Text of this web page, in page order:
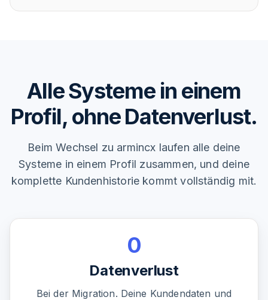
Alle Systeme in einem
Profil, ohne Datenverlust.
Beim Wechsel zu armincx laufen alle deine
Systeme in einem Profil zusammen, und deine
komplette Kundenhistorie kommt vollständig mit.
0
Datenverlust
Bei der Migration. Deine Kundendaten und